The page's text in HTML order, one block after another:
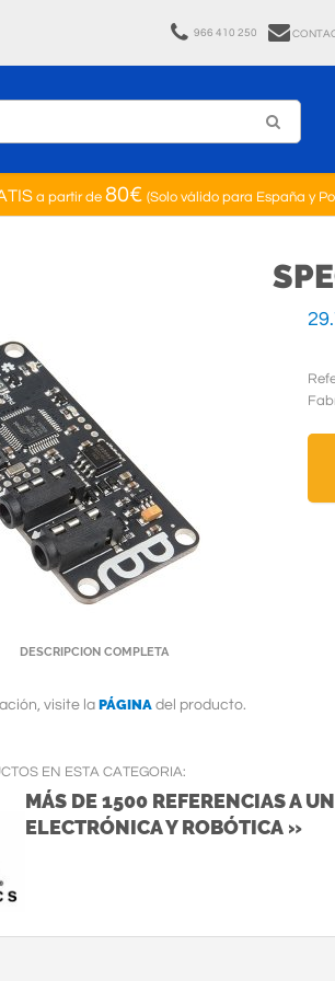
966 410 250
a partir de 80€ (Solo válido para España y
DESCRIPCION COMPLETA
visite la PÁGINA del producto.
EN ESTA CATEGORIA:
MÁS DE 1500 REFERENCIAS A
ELECTRÓNICA Y ROBÓTICA »